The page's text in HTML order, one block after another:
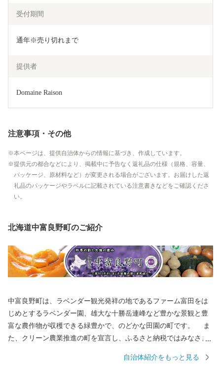
受付期間
通年※売り切れまで
提供者
Domaine Raison
注意事項・その他
本ページは、提供自治体からの情報に基づき、作成しています。
提供元の都合などにより、掲載中に予告なく返礼品の仕様（規格、容量、
パッケージ、原材料など）が変更される場合がございます。お届けした返
礼品のパッケージやラベルに記載されている注意書きなどをご確認くださ
い。
北海道中富良野町のご紹介
中富良野町は、ラベンダー観光発祥の地であるファーム富田をは
じめとするラベンダー園、雄大な十勝岳連峰など豊かな景観と豊
富な農作物が収穫できる緑豊かで、のどかな田園の町です。 ま
た、クリーン農業推進の町を宣言し、ふるさと納税ではみなさま
いりました。夏は寒暖差が激しく、糖度の高いメロン、湿度が低
自治体紹介をもっと見る